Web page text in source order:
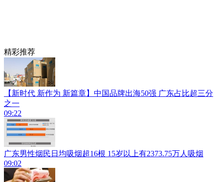
精彩推荐
【新时代 新作为 新篇章】中国品牌出海50强 广东占比超三分
之一
09:22
广东男性烟民日均吸烟超16根 15岁以上有2373.75万人吸烟
09:02